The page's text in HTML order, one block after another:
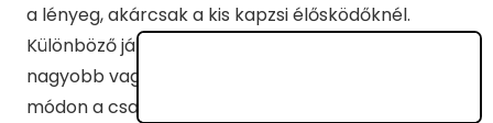
a lényeg, akárcsak a kis kapzsi élősködőknél.
Különböző játékokon vettél részt, és kisebb-
nagyobb vagyonra tehettél szert, amit sajnálatos
módon a csapatod bankárának kellett adnod a jó